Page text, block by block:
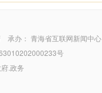
承办： 青海省互联网新闻中心
号
.政务